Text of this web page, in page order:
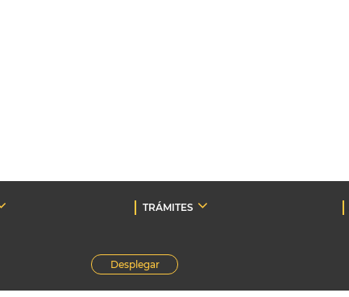
TRÁMITES
Desplegar